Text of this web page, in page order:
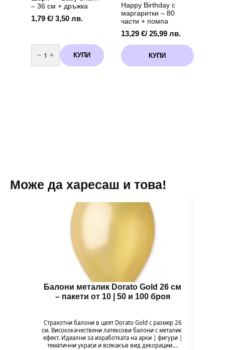
– 36 см + дръжка
1,79 €/ 3,50 лв.
количество
за
Балон
Фолио
КУПИ
Happy Birthday с
маргаритки – 80
части + помпа
13,29 €/ 25,99 лв.
КУПИ
Може да харесаш и това!
Балони металик Dorato Gold 26 см
– пакети от 10 | 50 и 100 броя
Страхотни балони в цвят Dorato Gold с размер 26
см. Висококачествени латексови балони с металик
ефект. Идеални за изработката на арки | фигури |
тематични украси и всякакъв вид декорации.…